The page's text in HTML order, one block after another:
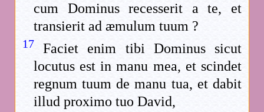
cum Dominus recesserit a te, et
transierit ad æmulum tuum ?
17
Faciet enim tibi Dominus sicut
locutus est in manu mea, et scindet
regnum tuum de manu tua, et dabit
illud proximo tuo David,